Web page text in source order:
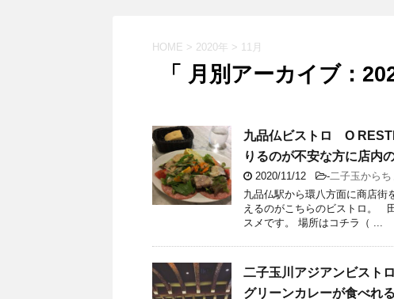
HOME > 2020年 > 11月
「 月別アーカイブ：
九品仏ビストロ O
りるのが不安な方に店内
2020/11/12 -二子玉から
九品仏駅から環八方面に商店街
えるのがこちらのビストロ。
スメです。 場所はコチラ（ ...
二子玉川アジアンビスト
グリーンカレーが食べれ